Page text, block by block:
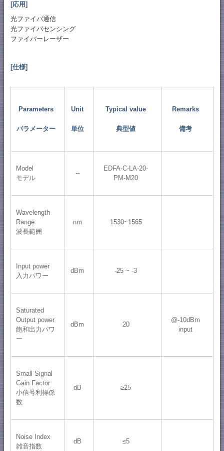
[応用]
光ファイバ通信
光ファイバセンシング
ファイバーレーザー
[仕様]
Parameters
パラメーター
Unit
単位
Typical value
典型値
Remarks
備考
Model
モデル
--
EDFA-C-LA-20-
PM-M20
Wavelength
Range
波長範囲
nm 1530~1565
Input power
入力パワー
dBm -25 ~ -3
Saturated
Output power
飽和出力パワ
ー
dBm 20
@-10dBm
input
Small Signal
Gain Factor
小信号利得係
数
dB ≥25
Noise Index
雑音指数
dB ≤5